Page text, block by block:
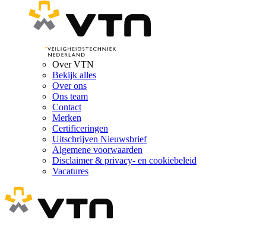
Over VTN
Bekijk alles
Over ons
Ons team
Contact
Merken
Certificeringen
Uitschrijven Nieuwsbrief
Algemene voorwaarden
Disclaimer & privacy- en cookiebeleid
Vacatures